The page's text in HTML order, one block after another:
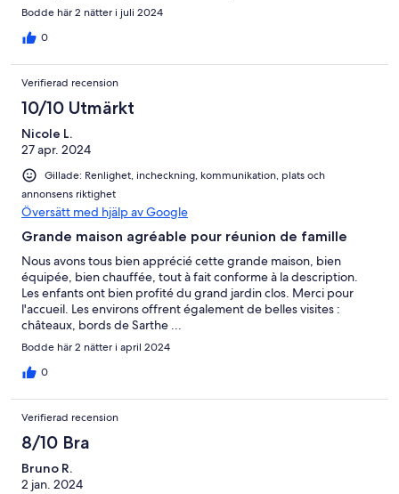
Bodde här 2 nätter i juli 2024
0
Verifierad recension
10/10 Utmärkt
Nicole L.
27 apr. 2024
Gillade: Renlighet, incheckning, kommunikation, plats och
annonsens riktighet
Översätt med hjälp av Google
Grande maison agréable pour réunion de famille
Nous avons tous bien apprécié cette grande maison, bien
équipée, bien chauffée, tout à fait conforme à la description.
Les enfants ont bien profité du grand jardin clos. Merci pour
l'accueil. Les environs offrent également de belles visites :
châteaux, bords de Sarthe ...
Bodde här 2 nätter i april 2024
0
Verifierad recension
8/10 Bra
Bruno R.
2 jan. 2024